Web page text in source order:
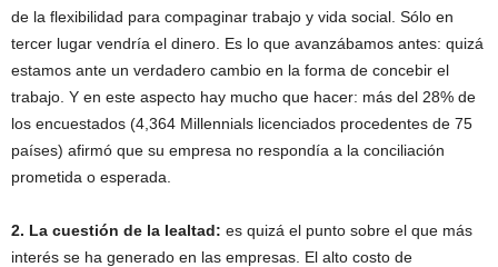
de la flexibilidad para compaginar trabajo y vida social. Sólo en
tercer lugar vendría el dinero. Es lo que avanzábamos antes: quizá
estamos ante un verdadero cambio en la forma de concebir el
trabajo. Y en este aspecto hay mucho que hacer: más del 28% de
los encuestados (4,364 Millennials licenciados procedentes de 75
países) afirmó que su empresa no respondía a la conciliación
prometida o esperada.
2. La cuestión de la lealtad: es quizá el punto sobre el que más
interés se ha generado en las empresas. El alto costo de